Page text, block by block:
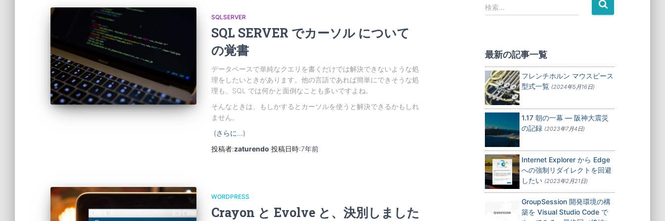
SQLSERVER
SQL SERVER でカーソル について
の覚書
データベースで単純なクエリを書くだけでは解決できないような処
理をしたいときがあります。他の言語であれば簡単にできそうな処
理も、SQL では何かと面倒なことも多いですよね。
そんなときは、もしかするとカーソルを使うと解決できるかもしれ
ません。
(さらに…)
投稿者:zaturendo 投稿日時:7年前
WORDPRESS
Crayon と Evolve と、決別しました
検
索
検索…
最新の記事一覧
フレンチホルン マウスピース
型式一覧 (2024年5月16日)
1.17 朝の一幕 — 阪神大震災
の記録 (2023年7月4日)
Internet Explorer から Edge
への強制リダイレクトを回避
したい (2023年2月21日)
GroupSession 開発環境の構
築を Visual Studio Code で